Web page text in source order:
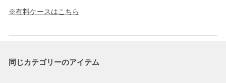
※有料ケースはこちら
同じカテゴリーのアイテム